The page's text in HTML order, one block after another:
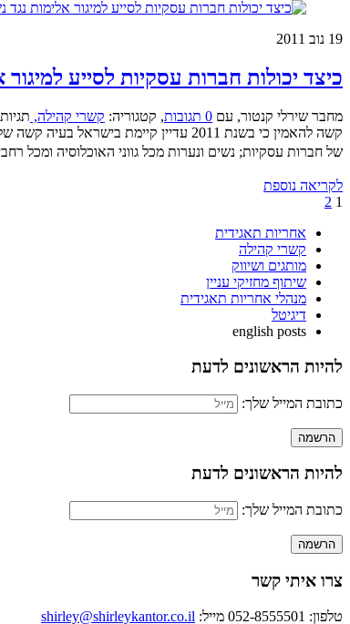
19 נוב 2011
כיצד יכולות חברות עסקיות לסייע
מחבר שירלי קנטור, עם 0 תגובות , קטגוריה: קשרי קהילה,
קשה להאמין כי בשנת 2011 עדיין
של חברות עסקיות; נשים ונערות מכל גווני האוכלוסיה ומכל
לקריאה נוספת
1
2
אחריות תאגידית
קשרי קהילה
מותגים ושיווק
שיתוף מחזיקי עניין
מנהלי אחריות תאגידית
דיגיטל
english posts
להיות הראשונים לדעת
כתובת המייל שלך:
להיות הראשונים לדעת
כתובת המייל שלך:
צרו איתי קשר
טלפון: 052-8555501 מייל: shirley@shirleykantor.co.il